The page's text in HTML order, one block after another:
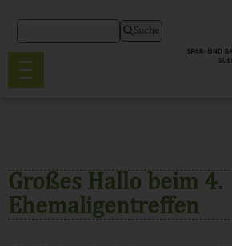
Suche
Großes Hallo beim 4.
Ehemaligentreffen